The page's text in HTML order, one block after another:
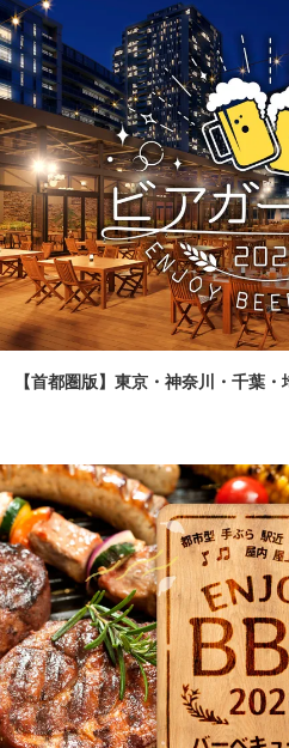
【首都圏版】東京・神奈川・千葉